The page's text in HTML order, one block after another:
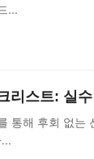
...
리스트: 실수
통해 후회 없는